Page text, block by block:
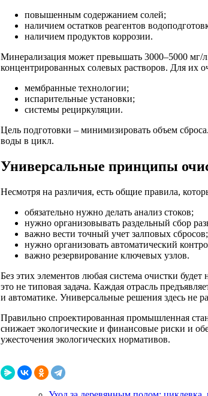
повышенным содержанием солей;
наличием остатков реагентов
наличием продуктов коррозии.
Минерализация может превышать 3000–5000 мг/
концентрированных солевых растворов. Для их
мембранные технологии;
испарительные установки;
системы рециркуляции.
Цель подготовки – минимизировать объем
воды в цикл.
Универсальные принципы
Несмотря на различия, есть общие правила,
обязательно нужно делать анализ стоков;
нужно организовывать раздельный сбор
важно вести точный учет залповых сбросов;
нужно организовать автоматический
важно резервирование ключевых узлов.
Без этих элементов любая система очистки
это не типовая задача. Каждая отрасль
и автоматике. Универсальные решения здесь не
Правильно спроектированная промышленная
снижает экологические и финансовые риски и
ужесточения экологических нормативов.